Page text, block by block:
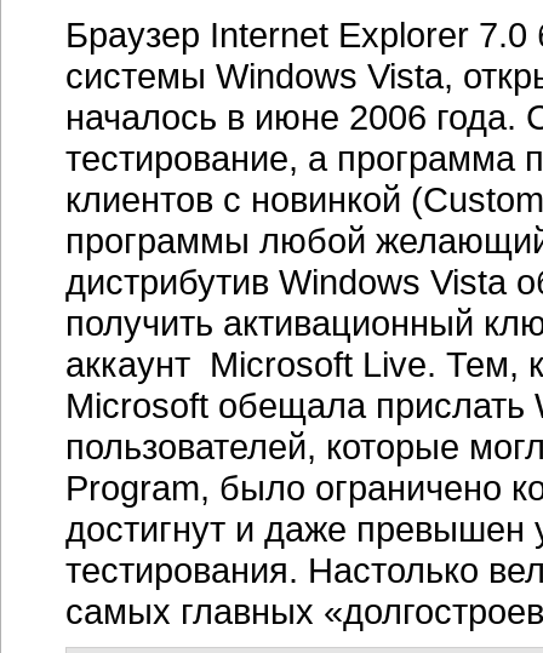
Браузер Internet Explorer
системы Windows Vista,
началось в июне 2006 года.
тестирование, а программа
клиентов с новинкой
программы любой желающий
дистрибутив Windows Vista
получить активационный
аккаунт Microsoft Live. Тем,
Microsoft обещала прислать
пользователей, которые
Program, было ограничено
достигнут и даже превышен
тестирования. Настолько
самых главных